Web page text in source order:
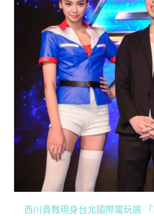
西川貴教現身台北國際電玩展